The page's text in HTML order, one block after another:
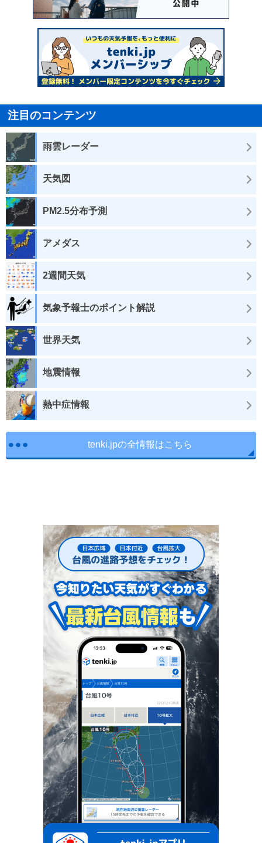
注目のコンテンツ
雨雲レーダー
天気図
PM2.5分布予測
アメダス
2週間天気
気象予報士のポイント解説
世界天気
地震情報
熱中症情報
tenki.jpの全情報はこちら